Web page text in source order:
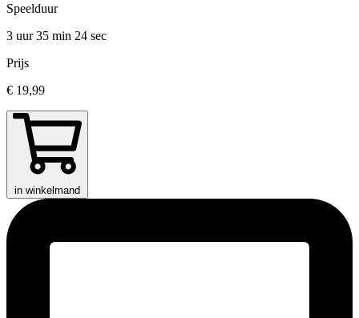
Speelduur
3 uur 35 min 24 sec
Prijs
€ 19,99
in winkelmand